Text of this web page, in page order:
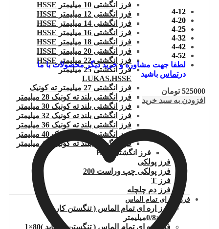
فرز انگشتی 10 میلیمتر HSSE
فرز انگشتی 12 میلیمتر HSSE
فرز انگشتی 14 میلیمتر HSSE
فرز انگشتی 16 میلیمتر HSSE
فرز انگشتی 18 میلیمتر HSSE
فرز انگشتی 20 میلیمتر HSSE
فرز انگشتی 22 میلیمتر HSSE
فرز انگشتی 25 میلیمتر
LUKAS.HSSE
فرز انگشتی 27 میلیمتر ته کونیک
فرز انگشتی بلند ته کونیک 28 میلیمتر
فرز انگشتی بلند ته کونیک 30 میلیمتر
فرز انگشتی بلند ته کونیک 32 میلیمتر
فرز انگشتی بلند ته کونیک 36 میلیمتر
فرز انگشتی بلند ته کونیک 40 میلیمتر
فرز انگشتی بلند ته کونیک 45 میلیمتر
فرز انگشتی HSS
فرز پولکی
فرز پولکی چپ وراست 200
فرز T
فرز دم چلچله
فرز اره ای تمام الماس
فرز اره ای تمام الماس ( تنگستن کارباید
فرز اره ای تمام الماس ( تنگستن کارباید )80×1
4-12
4-20
4-25
4-32
4-42
4-52
لطفا جهت مشاوره و خرید دیگر محصولات با ما
درتماس باشید
525000 تومان
افزودن به سبد خرید